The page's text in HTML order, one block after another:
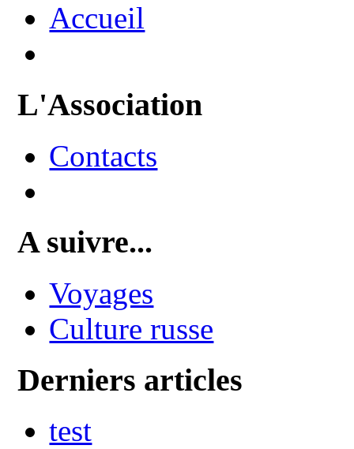
Accueil
L'Association
Contacts
A suivre...
Voyages
Culture russe
Derniers articles
test